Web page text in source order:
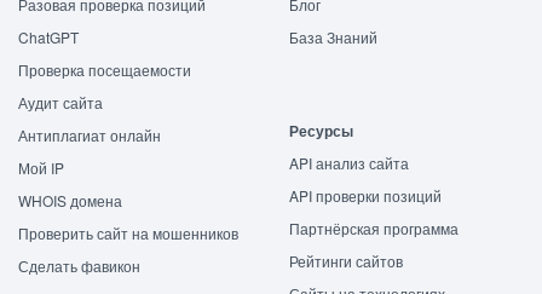
Разовая проверка позиций
ChatGPT
Проверка посещаемости
Аудит сайта
Антиплагиат онлайн
Мой IP
WHOIS домена
Проверить сайт на мошенников
Сделать фавикон
Блог
База Знаний
Ресурсы
API анализ сайта
API проверки позиций
Партнёрская программа
Рейтинги сайтов